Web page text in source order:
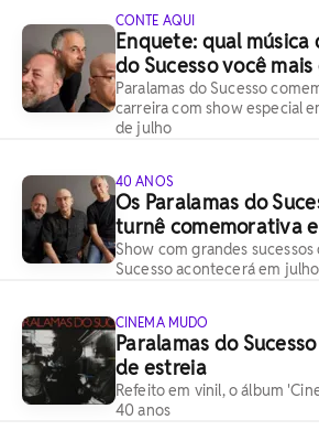
CONTE AQUI
Enquete: qual música
do Sucesso você
Paralamas do Sucesso
carreira com show especial
de julho
40 ANOS
Os Paralamas do
turnê comemorativa
Show com grandes sucessos
Sucesso acontecerá em
CINEMA MUDO
Paralamas do
de estreia
Refeito em vinil, o álbum
40 anos